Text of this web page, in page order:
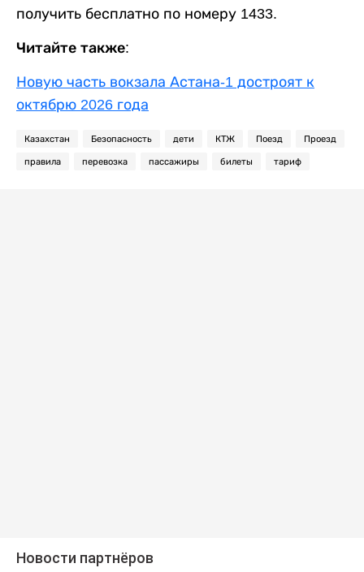
получить бесплатно по номеру 1433.
Читайте также:
Новую часть вокзала Астана-1 достроят к
октябрю 2026 года
Казахстан Безопасность дети КТЖ Поезд Проезд
правила перевозка пассажиры билеты тариф